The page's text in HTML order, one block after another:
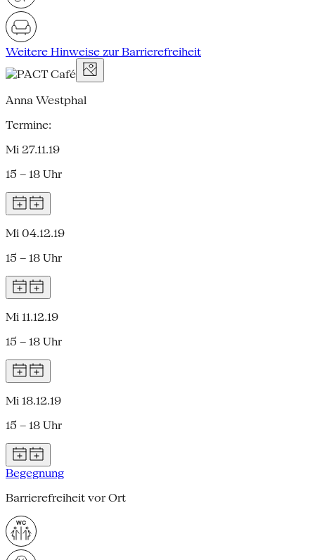
Weitere Hinweise zur Barrierefreiheit
Anna Westphal
Termine:
Mi 27.11.19
15 – 18 Uhr
Mi 04.12.19
15 – 18 Uhr
Mi 11.12.19
15 – 18 Uhr
Mi 18.12.19
15 – 18 Uhr
Begegnung
Barrierefreiheit vor Ort